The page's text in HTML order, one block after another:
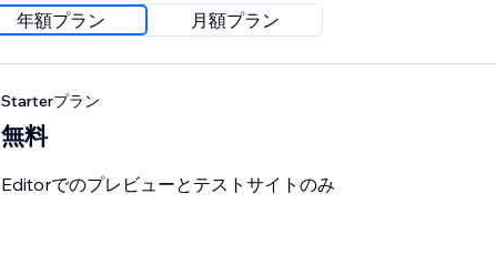
年額プラン 月額プラン
Starterプラン
無料
Editorでのプレビューとテストサイトのみ